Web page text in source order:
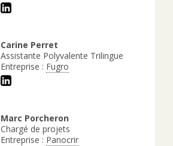
Carine Perret
Assistante Polyvalente Trilingue
Entreprise : Fugro
Marc Porcheron
Chargé de projets
Entreprise : Panocrir